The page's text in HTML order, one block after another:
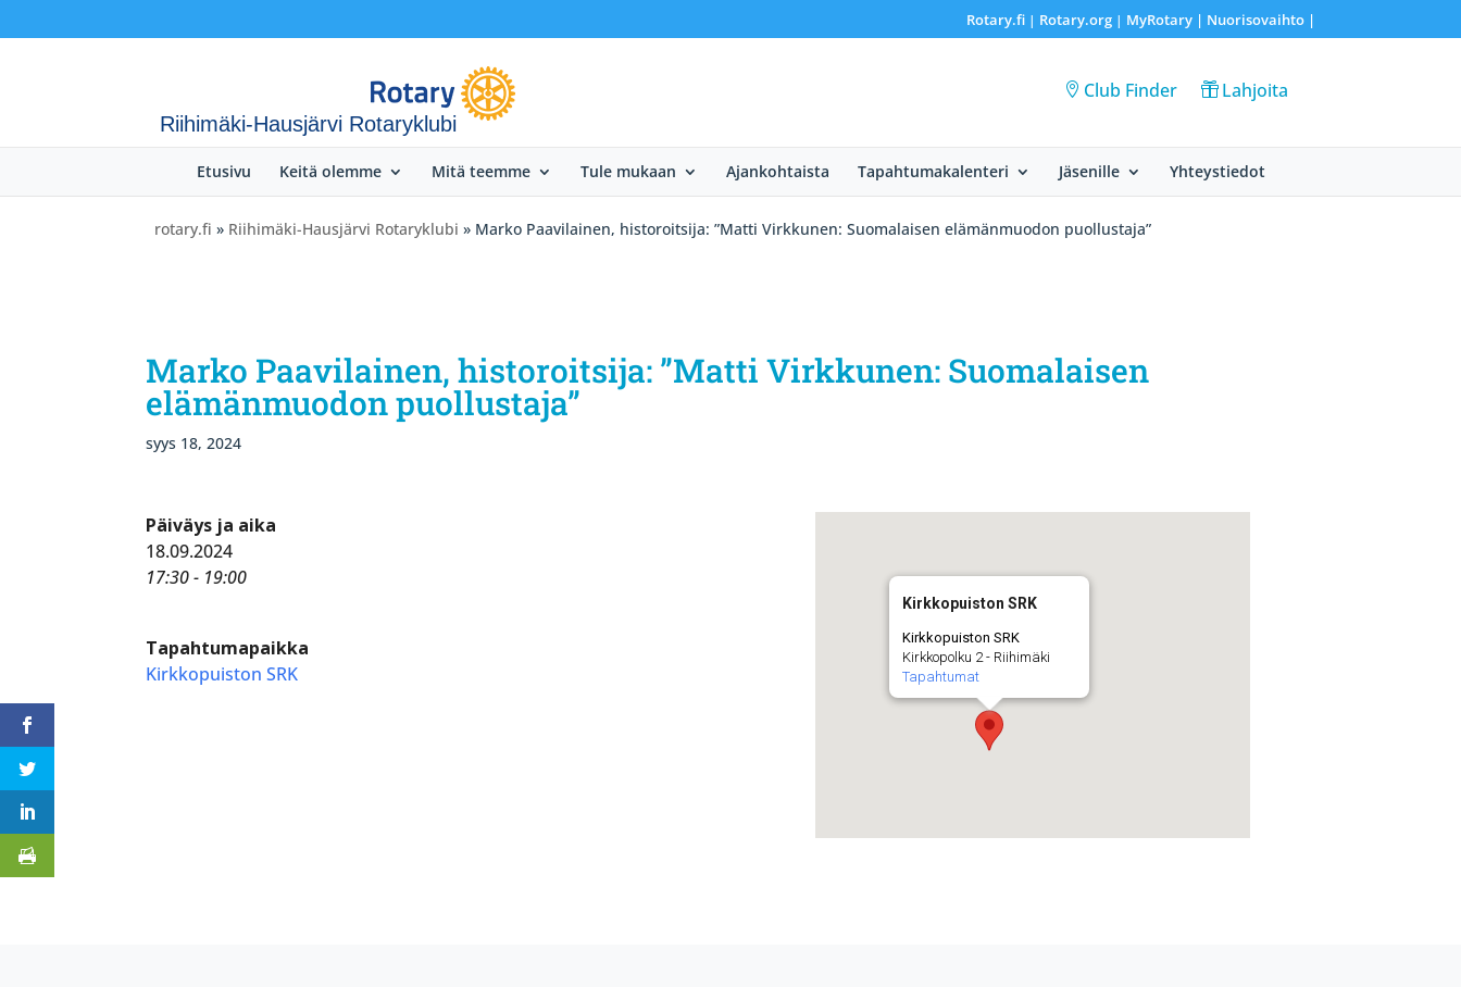
Rotary.fi| Rotary.org| MyRotary | Nuorisovaihto|
Riihimäki-Hausjärvi Rotaryklubi
Club Finder Lahjoita
Etusivu Keitä olemme Mitä teemme Tule mukaan Ajankohtaista Tapahtumakalenteri Jäsenille Yhteystiedot
rotary.fi » Riihimäki-Hausjärvi Rotaryklubi » Marko Paavilainen, historoitsija: ”Matti Virkkunen: Suomalaisen elämänmuodon puollustaja”
Marko Paavilainen, historoitsija: ”Matti Virkkunen: Suomalaisen
elämänmuodon puollustaja”
syys 18, 2024
Kirkkopuiston SRK
Kirkkopuiston SRK
Kirkkopolku 2 - Riihimäki
Tapahtumat
Päiväys ja aika
18.09.2024
17:30 - 19:00
Tapahtumapaikka
Kirkkopuiston SRK